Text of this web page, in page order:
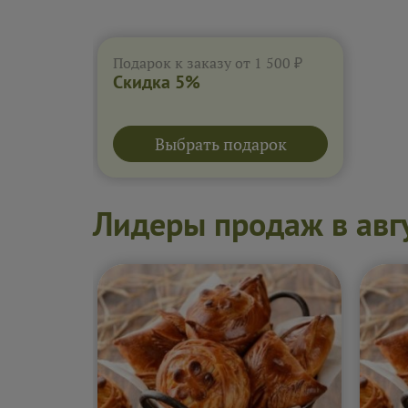
Подарок к заказу от 1 500 ₽
Скидка 5%
Выбрать подарок
Лидеры продаж в